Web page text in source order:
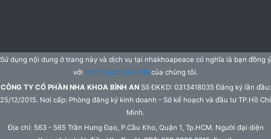
Sử dụng nội dung ở trang này và dịch vụ tại nhakhoapeace có nghĩa là bạn đồng ý
với chính sách bảo mật của chúng tôi.
CÔNG TY CỔ PHẦN NHA KHOA BÌNH ANSố ĐKKD: 0313418035 Đăng ký lần đầu:
25/12/2015. Nơi cấp: Phòng đăng ký kinh doanh - Sở kế hoạch và đầu tư TP.Hồ Chí
Minh.
Địa chỉ: 563 - 565 Trần Hưng Đạo, P.Cầu Kho, Quận 1, Tp.HCM. Người đại diện